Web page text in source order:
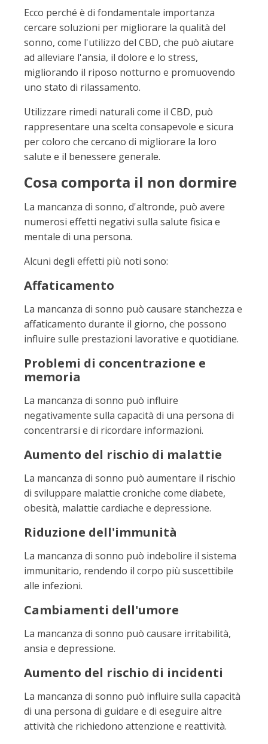
Ecco perché è di fondamentale importanza
cercare soluzioni per migliorare la qualità del
sonno, come l'utilizzo del CBD, che può aiutare
ad alleviare l'ansia, il dolore e lo stress,
migliorando il riposo notturno e promuovendo
uno stato di rilassamento.
Utilizzare rimedi naturali come il CBD, può
rappresentare una scelta consapevole e sicura
per coloro che cercano di migliorare la loro
salute e il benessere generale.
Cosa comporta il non dormire
La mancanza di sonno, d'altronde, può avere
numerosi effetti negativi sulla salute fisica e
mentale di una persona.
Alcuni degli effetti più noti sono:
Affaticamento
La mancanza di sonno può causare stanchezza e
affaticamento durante il giorno, che possono
influire sulle prestazioni lavorative e quotidiane.
Problemi di concentrazione e
memoria
La mancanza di sonno può influire
negativamente sulla capacità di una persona di
concentrarsi e di ricordare informazioni.
Aumento del rischio di malattie
La mancanza di sonno può aumentare il rischio
di sviluppare malattie croniche come diabete,
obesità, malattie cardiache e depressione.
Riduzione dell'immunità
La mancanza di sonno può indebolire il sistema
immunitario, rendendo il corpo più suscettibile
alle infezioni.
Cambiamenti dell'umore
La mancanza di sonno può causare irritabilità,
ansia e depressione.
Aumento del rischio di incidenti
La mancanza di sonno può influire sulla capacità
di una persona di guidare e di eseguire altre
attività che richiedono attenzione e reattività.